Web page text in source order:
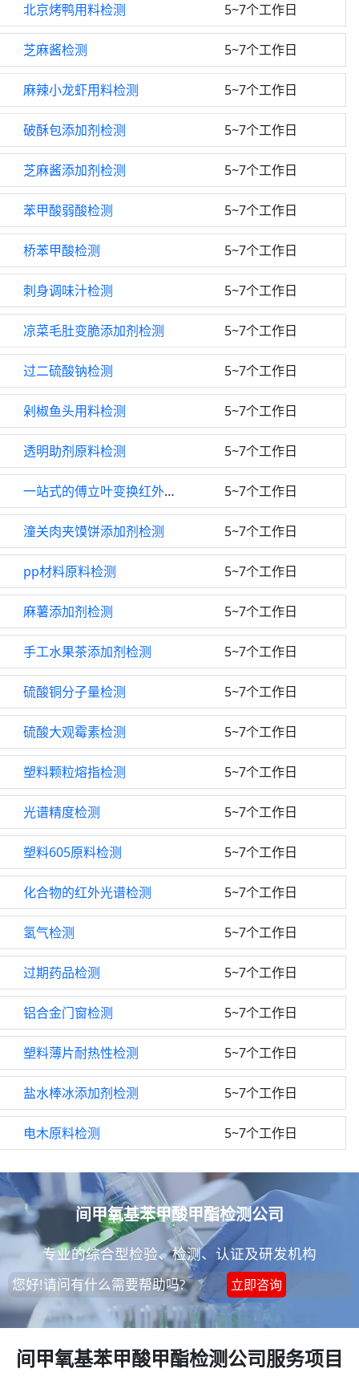
北京烤鸭用料检测 5~7个工作日
芝麻酱检测 5~7个工作日
麻辣小龙虾用料检测 5~7个工作日
破酥包添加剂检测 5~7个工作日
芝麻酱添加剂检测 5~7个工作日
苯甲酸弱酸检测 5~7个工作日
桥苯甲酸检测 5~7个工作日
刺身调味汁检测 5~7个工作日
凉菜毛肚变脆添加剂检测 5~7个工作日
过二硫酸钠检测 5~7个工作日
剁椒鱼头用料检测 5~7个工作日
透明助剂原料检测 5~7个工作日
一站式的傅立叶变换红外光谱仪检测 5~7个工作日
潼关肉夹馍饼添加剂检测 5~7个工作日
pp材料原料检测 5~7个工作日
麻薯添加剂检测 5~7个工作日
手工水果茶添加剂检测 5~7个工作日
硫酸铜分子量检测 5~7个工作日
硫酸大观霉素检测 5~7个工作日
塑料颗粒熔指检测 5~7个工作日
光谱精度检测 5~7个工作日
塑料605原料检测 5~7个工作日
化合物的红外光谱检测 5~7个工作日
氢气检测 5~7个工作日
过期药品检测 5~7个工作日
铝合金门窗检测 5~7个工作日
塑料薄片耐热性检测 5~7个工作日
盐水棒冰添加剂检测 5~7个工作日
电木原料检测 5~7个工作日
间甲氧基苯甲酸甲酯检测公司
专业的综合型检验、检测、认证及研发机构
您好!请问有什么需要帮助吗? 立即咨询
间甲氧基苯甲酸甲酯检测公司服务项目